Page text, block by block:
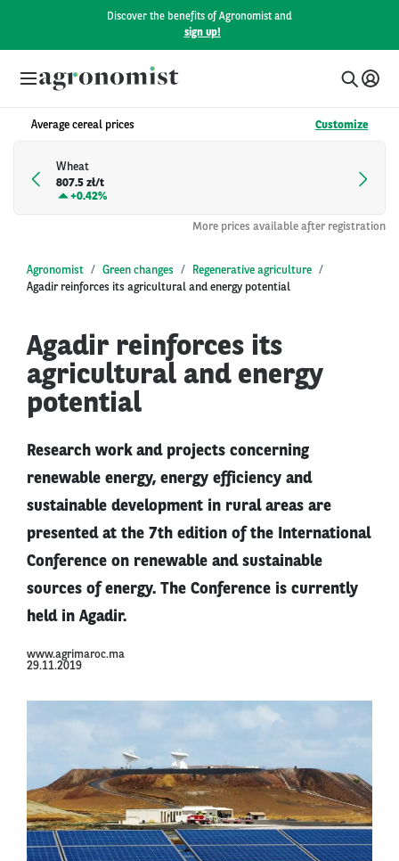
Discover the benefits of Agronomist and
sign up!
Average cereal prices Customize
Wheat
807.5 zł/t
+0.42%
More prices available after registration
Agronomist Green changes
Regenerative agriculture
Agadir reinforces its agricultural and energy potential
Agadir reinforces its
agricultural and energy
potential
Research work and projects concerning
renewable energy, energy efficiency and
sustainable development in rural areas are
presented at the 7th edition of the International
Conference on renewable and sustainable
sources of energy. The Conference is currently
held in Agadir.
www.agrimaroc.ma
29.11.2019